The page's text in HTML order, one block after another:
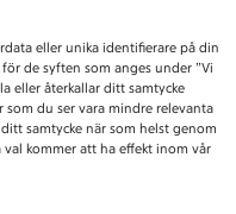
error
eller unika identifierare på din
de syften som anges under ”Vi
eller återkallar ditt samtycke
som du ser vara mindre relevanta
samtycke när som helst genom
kommer att ha effekt inom vår